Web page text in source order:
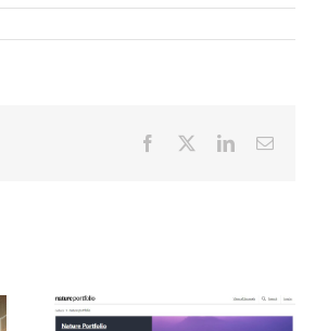
Facebook LinkedInCorreo